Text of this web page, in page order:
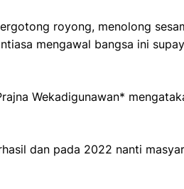
royong, menolong
mengawal bangsa ini
Wekadigunawan*
dan pada 2022 nanti